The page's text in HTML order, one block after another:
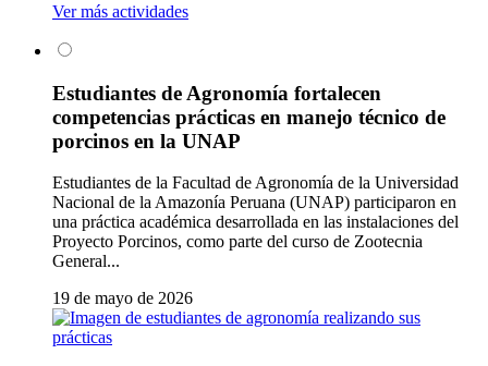
Ver más actividades
Estudiantes de Agronomía fortalecen
competencias prácticas en manejo técnico de
porcinos en la UNAP
Estudiantes de la Facultad de Agronomía de la Universidad
Nacional de la Amazonía Peruana (UNAP) participaron en
una práctica académica desarrollada en las instalaciones del
Proyecto Porcinos, como parte del curso de Zootecnia
General...
19 de mayo de 2026